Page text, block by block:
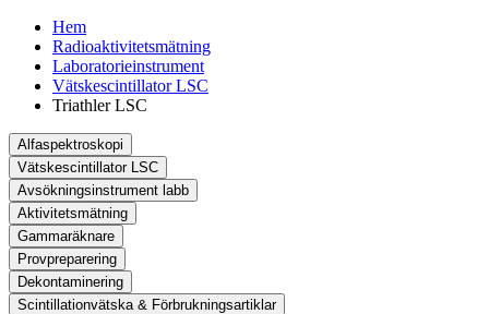
Hem
Radioaktivitetsmätning
Laboratorieinstrument
Vätskescintillator LSC
Triathler LSC
Alfaspektroskopi
Vätskescintillator LSC
Avsökningsinstrument labb
Aktivitetsmätning
Gammaräknare
Provpreparering
Dekontaminering
Scintillationvätska & Förbrukningsartiklar